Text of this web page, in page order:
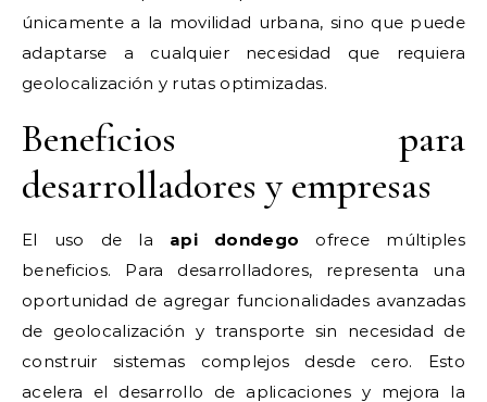
únicamente a la movilidad urbana, sino que puede
adaptarse a cualquier necesidad que requiera
geolocalización y rutas optimizadas.
Beneficios para
desarrolladores y empresas
El uso de la api dondego ofrece múltiples
beneficios. Para desarrolladores, representa una
oportunidad de agregar funcionalidades avanzadas
de geolocalización y transporte sin necesidad de
construir sistemas complejos desde cero. Esto
acelera el desarrollo de aplicaciones y mejora la